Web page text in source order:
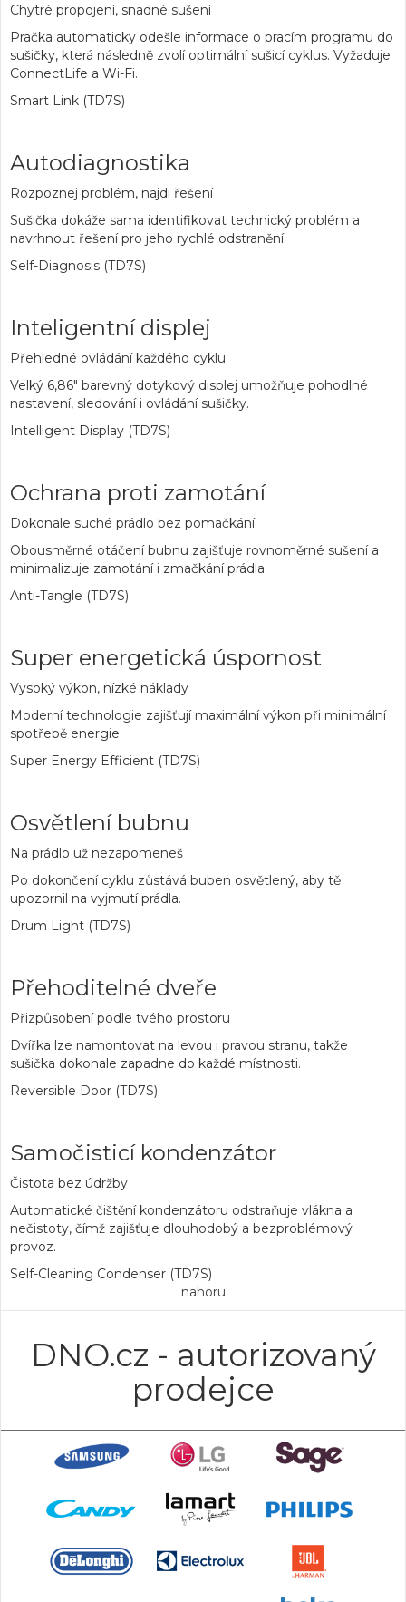
Chytré propojení, snadné sušení
Pračka automaticky odešle informace o pracím programu do
sušičky, která následně zvolí optimální sušicí cyklus. Vyžaduje
ConnectLife a Wi-Fi.
Smart Link (TD7S)
Autodiagnostika
Rozpoznej problém, najdi řešení
Sušička dokáže sama identifikovat technický problém a
navrhnout řešení pro jeho rychlé odstranění.
Self-Diagnosis (TD7S)
Inteligentní displej
Přehledné ovládání každého cyklu
Velký 6,86" barevný dotykový displej umožňuje pohodlné
nastavení, sledování i ovládání sušičky.
Intelligent Display (TD7S)
Ochrana proti zamotání
Dokonale suché prádlo bez pomačkání
Obousměrné otáčení bubnu zajišťuje rovnoměrné sušení a
minimalizuje zamotání i zmačkání prádla.
Anti-Tangle (TD7S)
Super energetická úspornost
Vysoký výkon, nízké náklady
Moderní technologie zajišťují maximální výkon při minimální
spotřebě energie.
Super Energy Efficient (TD7S)
Osvětlení bubnu
Na prádlo už nezapomeneš
Po dokončení cyklu zůstává buben osvětlený, aby tě
upozornil na vyjmutí prádla.
Drum Light (TD7S)
Přehoditelné dveře
Přizpůsobení podle tvého prostoru
Dvířka lze namontovat na levou i pravou stranu, takže
sušička dokonale zapadne do každé místnosti.
Reversible Door (TD7S)
Samočisticí kondenzátor
Čistota bez údržby
Automatické čištění kondenzátoru odstraňuje vlákna a
nečistoty, čímž zajišťuje dlouhodobý a bezproblémový
provoz.
Self-Cleaning Condenser (TD7S)
nahoru
DNO.cz - autorizovaný
prodejce